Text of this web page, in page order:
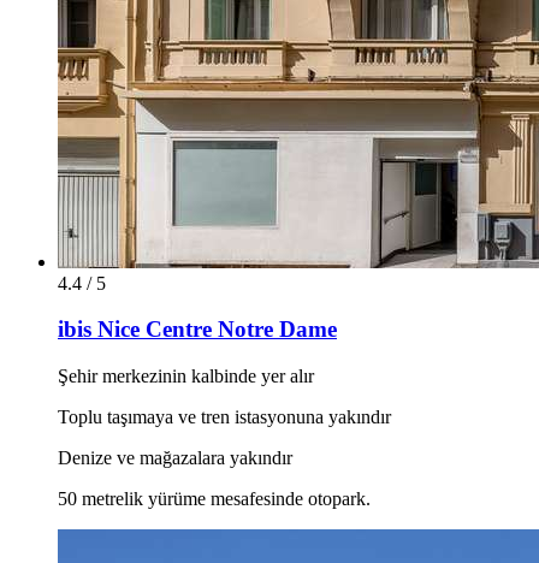
4.4 / 5
ibis Nice Centre Notre Dame
Şehir merkezinin kalbinde yer alır
Toplu taşımaya ve tren istasyonuna yakındır
Denize ve mağazalara yakındır
50 metrelik yürüme mesafesinde otopark.